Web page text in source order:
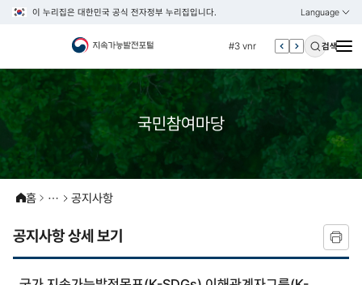
이 누리집은 대한민국 공식 전자정부 누리집입니다. Language
열기
KOREAN
ENGLISH
#3 vnr
#4 관세
#6 빈곤
검색
국민참여마당
홈 공지사항
공지사항 상세 보기